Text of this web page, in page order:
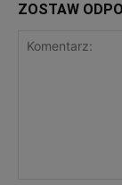
ZOSTAW